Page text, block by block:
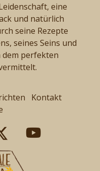
eine
und natürlich
seine Rezepte
seines Seins und
dem perfekten
Kontakt